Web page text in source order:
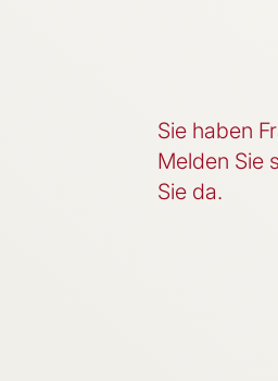
Sie haben
Melden Sie
Sie da.